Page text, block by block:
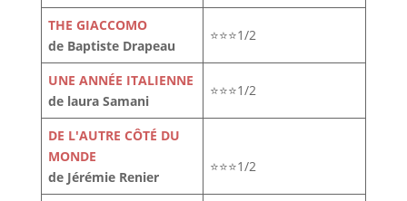
THE GIACCOMO
de Baptiste Drapeau
⭐⭐⭐1/2
UNE ANNÉE ITALIENNE
de laura Samani
⭐⭐⭐1/2
DE L'AUTRE CÔTÉ DU
MONDE
de Jérémie Renier
⭐⭐⭐1/2